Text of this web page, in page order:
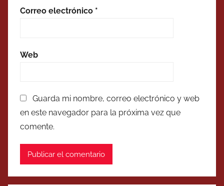
Correo electrónico *
Web
Guarda mi nombre, correo electrónico y web
en este navegador para la próxima vez que
comente.